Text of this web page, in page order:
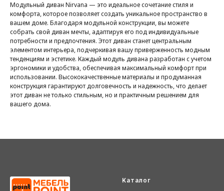
Модульный диван Nirvana — это идеальное сочетание стиля и
комфорта, которое позволяет создать уникальное пространство в
вашем доме. Благодаря модульной конструкции, вы можете
собрать свой диван мечты, адаптируя его под индивидуальные
потребности и предпочтения. Этот диван станет центральным
элементом интерьера, подчеркивая вашу приверженность модным
тенденциям и эстетике. Каждый модуль дивана разработан с учетом
эргономики и удобства, обеспечивая максимальный комфорт при
использовании. Высококачественные материалы и продуманная
конструкция гарантируют долговечность и надежность, что делает
этот диван не только стильным, но и практичным решением для
вашего дома.
Каталог